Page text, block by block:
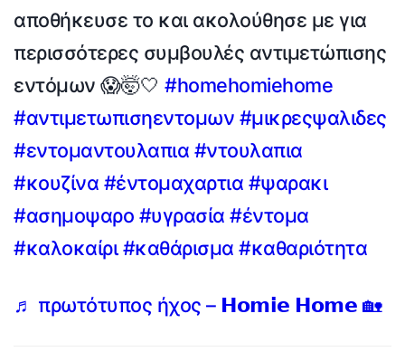
αποθήκευσε το και ακολούθησε με για
περισσότερες συμβουλές αντιμετώπισης
εντόμων 😱🤯🤍 #homehomiehome
#αντιμετωπισηεντομων #μικρεςψαλιδες
#εντομαντουλαπια #ντουλαπια
#κουζίνα #έντομαχαρτια #ψαρακι
#ασημοψαρο #υγρασία #έντομα
#καλοκαίρι #καθάρισμα #καθαριότητα
♬ πρωτότυπος ήχος – 𝗛𝗼𝗺𝗶𝗲 𝗛𝗼𝗺𝗲 🏡